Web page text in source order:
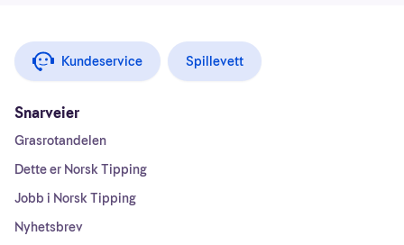
Kundeservice Spillevett
Snarveier
Grasrotandelen
Dette er Norsk Tipping
Jobb i Norsk Tipping
Nyhetsbrev